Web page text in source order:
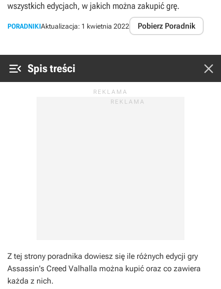
wszystkich edycjach, w jakich można zakupić grę.
PORADNIKIAktualizacja: 1 kwietnia 2022 Pobierz Poradnik
 Spis treści 
Z tej strony poradnika dowiesz się ile różnych edycji gry
Assassin's Creed Valhalla można kupić oraz co zawiera
każda z nich.